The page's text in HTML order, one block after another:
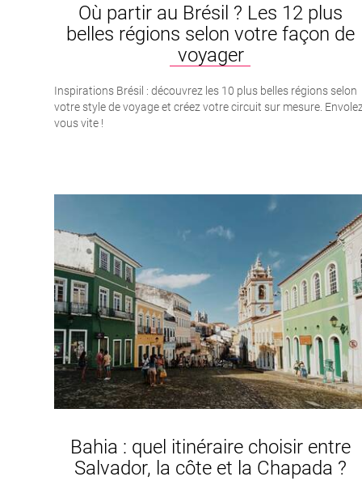
Où partir au Brésil ? Les 12 plus
belles régions selon votre façon de
voyager
Inspirations Brésil : découvrez les 10 plus belles régions selon
votre style de voyage et créez votre circuit sur mesure.
vous vite !
Bahia : quel itinéraire choisir entre
Salvador, la côte et la Chapada ?